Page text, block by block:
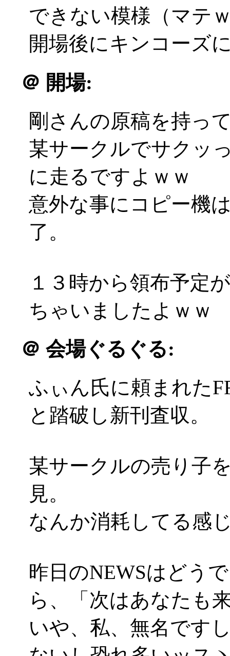
できない模様（マテ
開場後にキンコーズ
＠ 開場:
剛さんの原稿を持っ
某サークルでサクッ
に走るですよｗｗ
意外な事にコピー機
了。
１３時から領布予定
ちゃいましたよｗｗ
＠ 会場ぐるぐる:
ふぃん氏に頼まれた
と踏破し新刊査収。
某サークルの売り子
見。
なんか消耗してる感
昨日のNEWSはどう
ら、「次はあなたも
いや、私、無名です